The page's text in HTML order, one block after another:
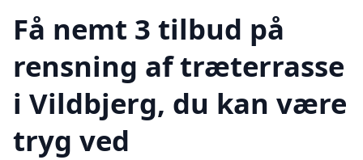
Få nemt 3 tilbud på
rensning af træterrasse
i Vildbjerg, du kan være
tryg ved